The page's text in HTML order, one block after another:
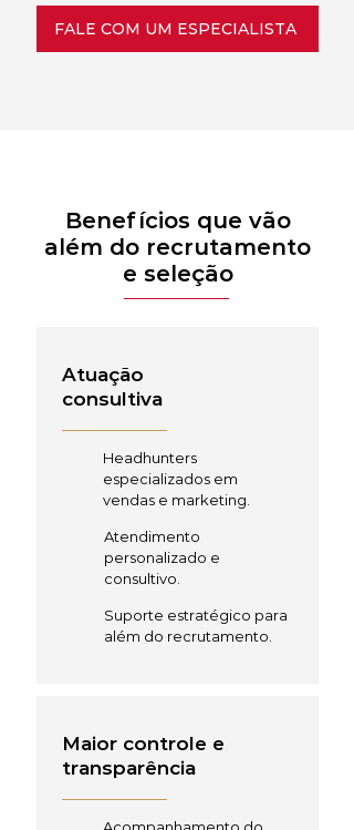
FALE COM UM ESPECIALISTA
Benefícios que vão
além do recrutamento
e seleção
Atuação
consultiva
Headhunters
especializados em
vendas e marketing.
Atendimento
personalizado e
consultivo.
Suporte estratégico para
além do recrutamento.
Maior controle e
transparência